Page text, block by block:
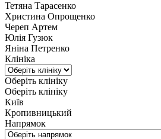
Тетяна Тарасенко
Христина Опрощенко
Череп Артем
Юлія Гузюк
Яніна Петренко
Клініка
Оберіть клініку
Оберіть клініку
Київ
Кропивницький
Напрямок